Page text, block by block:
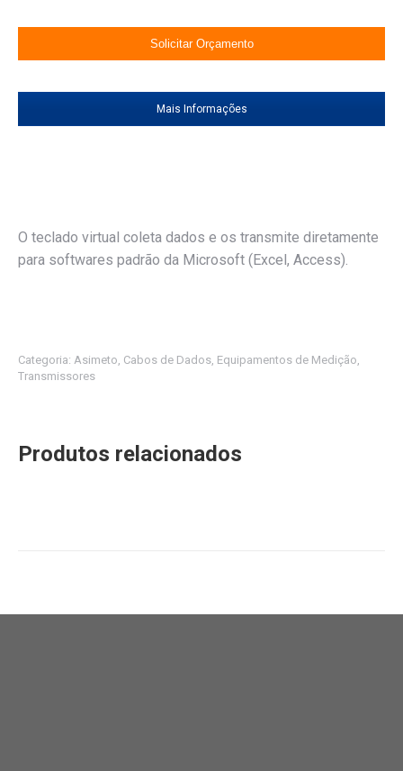
Solicitar Orçamento
Mais Informações
O teclado virtual coleta dados e os transmite diretamente
para softwares padrão da Microsoft (Excel, Access).
Categoria: Asimeto, Cabos de Dados, Equipamentos de Medição,
Transmissores
Produtos relacionados